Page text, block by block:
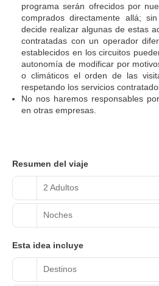
programa serán ofrecidos por
comprados directamente allá;
decide realizar algunas de estas
contratadas con un operador
establecidos en los circuitos
autonomía de modificar por
o climáticos el orden de las
respetando los servicios
No nos haremos responsables
en otras empresas.
Resumen del viaje
2 Adultos
Noches
Esta idea incluye
Destinos